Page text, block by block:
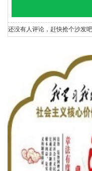
还没有人评论，赶快抢个沙发吧